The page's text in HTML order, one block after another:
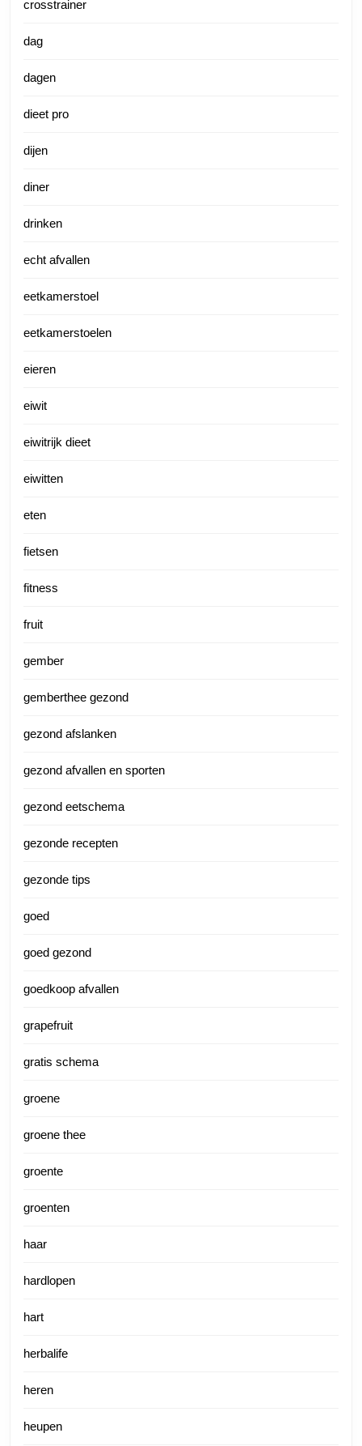
crosstrainer
dag
dagen
dieet pro
dijen
diner
drinken
echt afvallen
eetkamerstoel
eetkamerstoelen
eieren
eiwit
eiwitrijk dieet
eiwitten
eten
fietsen
fitness
fruit
gember
gemberthee gezond
gezond afslanken
gezond afvallen en sporten
gezond eetschema
gezonde recepten
gezonde tips
goed
goed gezond
goedkoop afvallen
grapefruit
gratis schema
groene
groene thee
groente
groenten
haar
hardlopen
hart
herbalife
heren
heupen